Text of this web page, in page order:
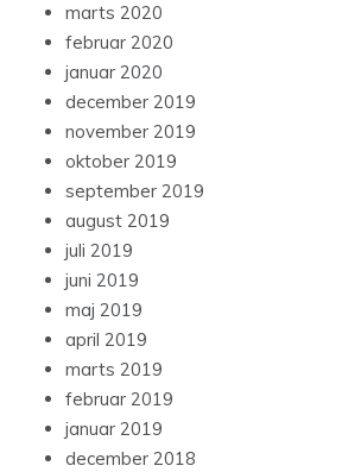
marts 2020
februar 2020
januar 2020
december 2019
november 2019
oktober 2019
september 2019
august 2019
juli 2019
juni 2019
maj 2019
april 2019
marts 2019
februar 2019
januar 2019
december 2018